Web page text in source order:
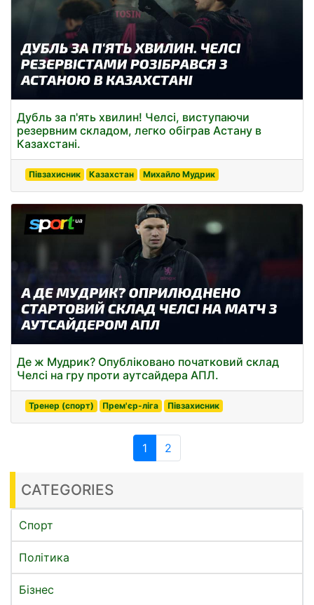
Дубль за п'ять хвилин! Челсі, виступаючи
резервним складом, легко обіграв Астану в
Казахстані.
Півзахисник Казахстан Михайло Мудрик
Де ж Мудрик? Опубліковано початковий склад
Челсі на гру проти аутсайдера АПЛ.
Тренер (спорт) Прем'єр-ліга Півзахисник
1 2
CATEGORIES
Спорт
Політика
Бізнес